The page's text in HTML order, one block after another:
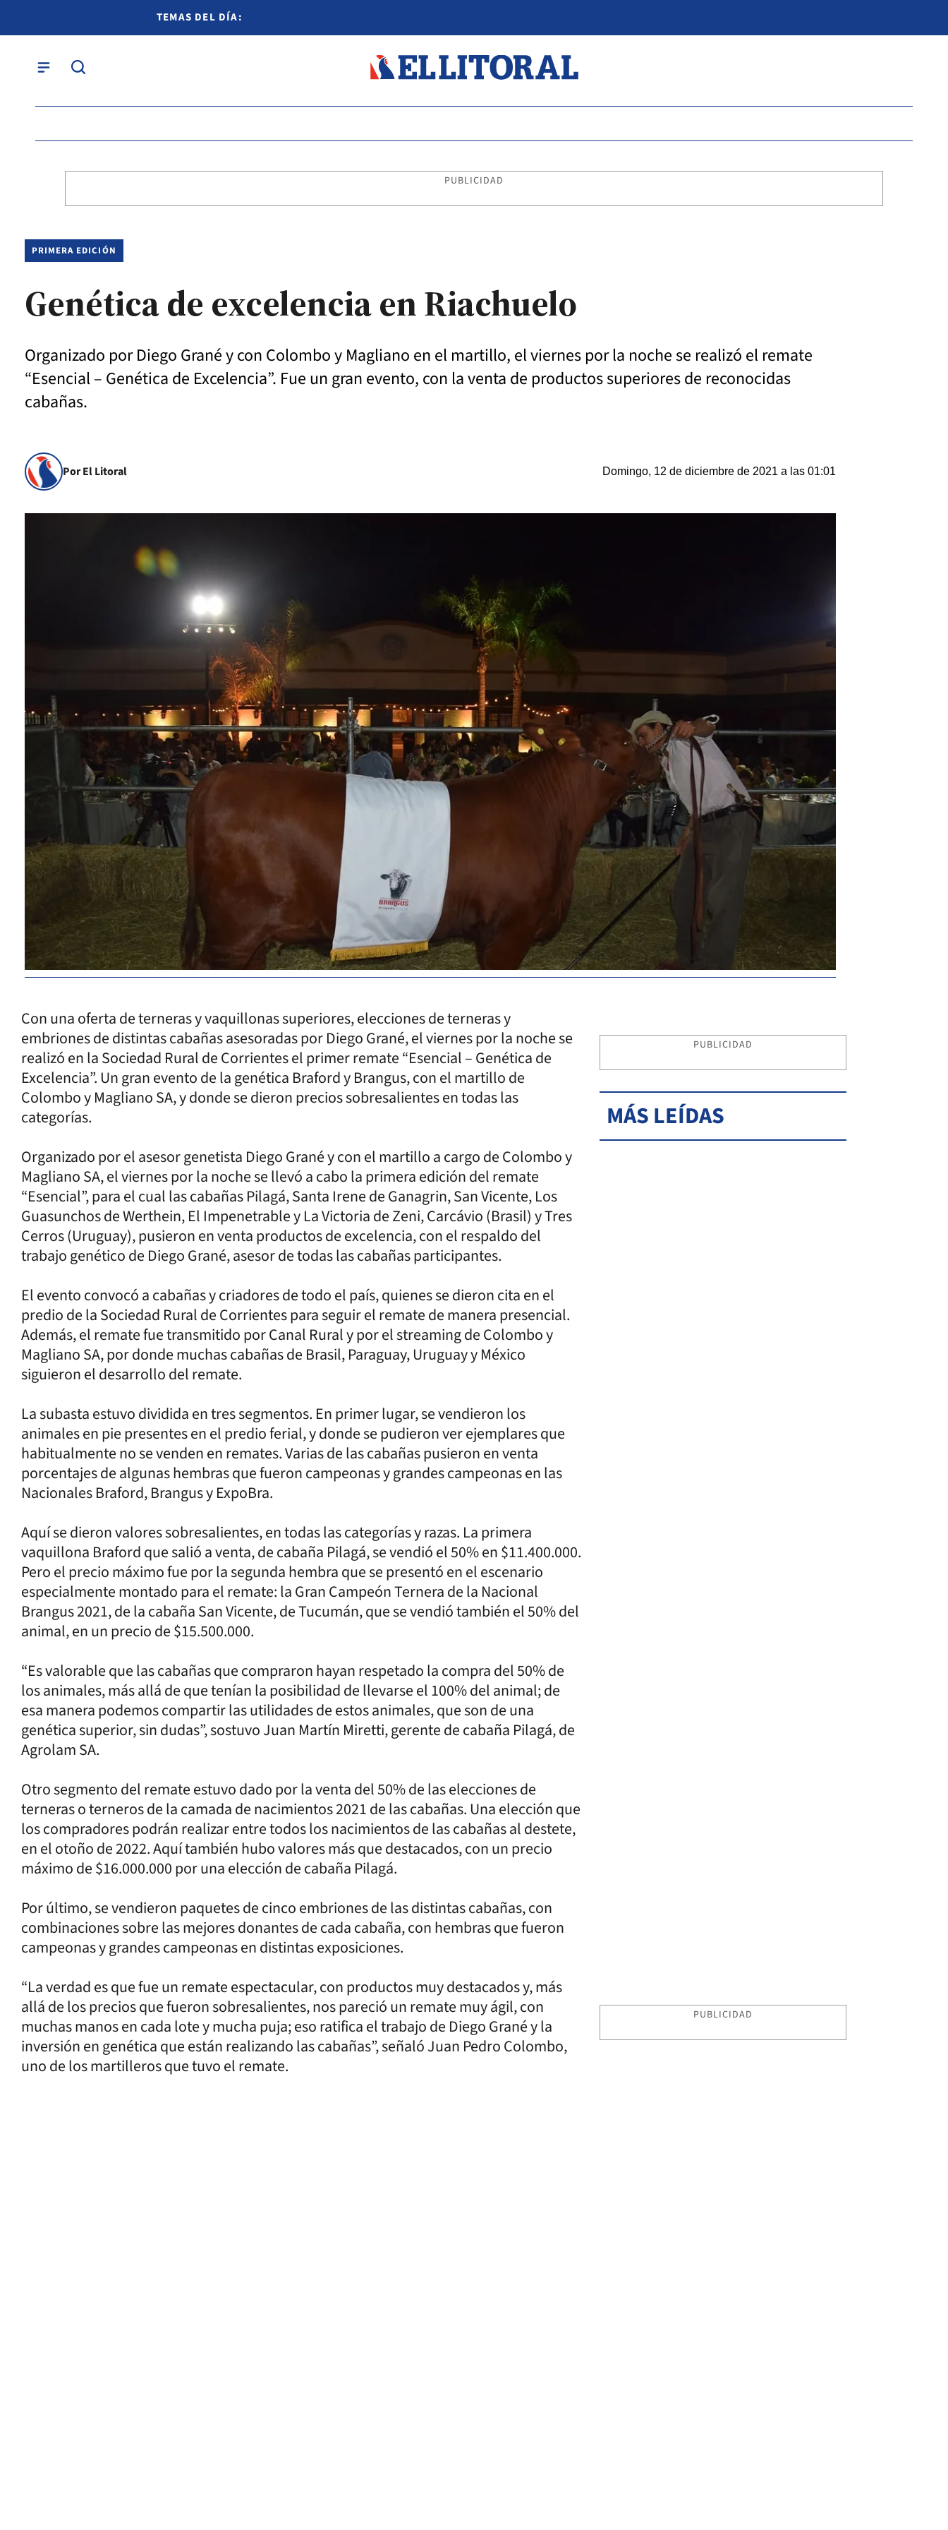
TEMAS DEL DÍA:
PUBLICIDAD
PRIMERA EDICIÓN
Genética de excelencia en Riachuelo
Organizado por Diego Grané y con Colombo y Magliano en el martillo, el viernes por la noche se realizó el remate
“Esencial – Genética de Excelencia”. Fue un gran evento, con la venta de productos superiores de reconocidas
cabañas.
Por El Litoral Domingo, 12 de diciembre de 2021 a las 01:01
Con una oferta de terneras y vaquillonas superiores, elecciones de terneras y
embriones de distintas cabañas asesoradas por Diego Grané, el viernes por la noche se
realizó en la Sociedad Rural de Corrientes el primer remate “Esencial – Genética de
Excelencia”. Un gran evento de la genética Braford y Brangus, con el martillo de
Colombo y Magliano SA, y donde se dieron precios sobresalientes en todas las
categorías.
Organizado por el asesor genetista Diego Grané y con el martillo a cargo de Colombo y
Magliano SA, el viernes por la noche se llevó a cabo la primera edición del remate
“Esencial”, para el cual las cabañas Pilagá, Santa Irene de Ganagrin, San Vicente, Los
Guasunchos de Werthein, El Impenetrable y La Victoria de Zeni, Carcávio (Brasil) y Tres
Cerros (Uruguay), pusieron en venta productos de excelencia, con el respaldo del
trabajo genético de Diego Grané, asesor de todas las cabañas participantes.
El evento convocó a cabañas y criadores de todo el país, quienes se dieron cita en el
predio de la Sociedad Rural de Corrientes para seguir el remate de manera presencial.
Además, el remate fue transmitido por Canal Rural y por el streaming de Colombo y
Magliano SA, por donde muchas cabañas de Brasil, Paraguay, Uruguay y México
siguieron el desarrollo del remate.
La subasta estuvo dividida en tres segmentos. En primer lugar, se vendieron los
animales en pie presentes en el predio ferial, y donde se pudieron ver ejemplares que
habitualmente no se venden en remates. Varias de las cabañas pusieron en venta
porcentajes de algunas hembras que fueron campeonas y grandes campeonas en las
Nacionales Braford, Brangus y ExpoBra.
Aquí se dieron valores sobresalientes, en todas las categorías y razas. La primera
vaquillona Braford que salió a venta, de cabaña Pilagá, se vendió el 50% en $11.400.000.
Pero el precio máximo fue por la segunda hembra que se presentó en el escenario
especialmente montado para el remate: la Gran Campeón Ternera de la Nacional
Brangus 2021, de la cabaña San Vicente, de Tucumán, que se vendió también el 50% del
animal, en un precio de $15.500.000.
“Es valorable que las cabañas que compraron hayan respetado la compra del 50% de
los animales, más allá de que tenían la posibilidad de llevarse el 100% del animal; de
esa manera podemos compartir las utilidades de estos animales, que son de una
genética superior, sin dudas”, sostuvo Juan Martín Miretti, gerente de cabaña Pilagá, de
Agrolam SA.
Otro segmento del remate estuvo dado por la venta del 50% de las elecciones de
terneras o terneros de la camada de nacimientos 2021 de las cabañas. Una elección que
los compradores podrán realizar entre todos los nacimientos de las cabañas al destete,
en el otoño de 2022. Aquí también hubo valores más que destacados, con un precio
máximo de $16.000.000 por una elección de cabaña Pilagá.
Por último, se vendieron paquetes de cinco embriones de las distintas cabañas, con
combinaciones sobre las mejores donantes de cada cabaña, con hembras que fueron
campeonas y grandes campeonas en distintas exposiciones.
“La verdad es que fue un remate espectacular, con productos muy destacados y, más
allá de los precios que fueron sobresalientes, nos pareció un remate muy ágil, con
muchas manos en cada lote y mucha puja; eso ratifica el trabajo de Diego Grané y la
inversión en genética que están realizando las cabañas”, señaló Juan Pedro Colombo,
uno de los martilleros que tuvo el remate.
PUBLICIDAD
MÁS LEÍDAS
PUBLICIDAD